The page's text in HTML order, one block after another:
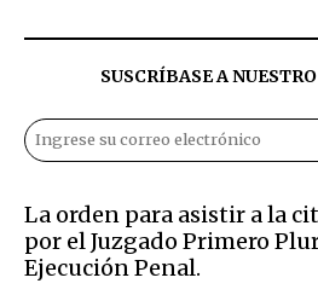
SUSCRÍBASE A
La orden para asistir a la
por el Juzgado Primero
Ejecución Penal.